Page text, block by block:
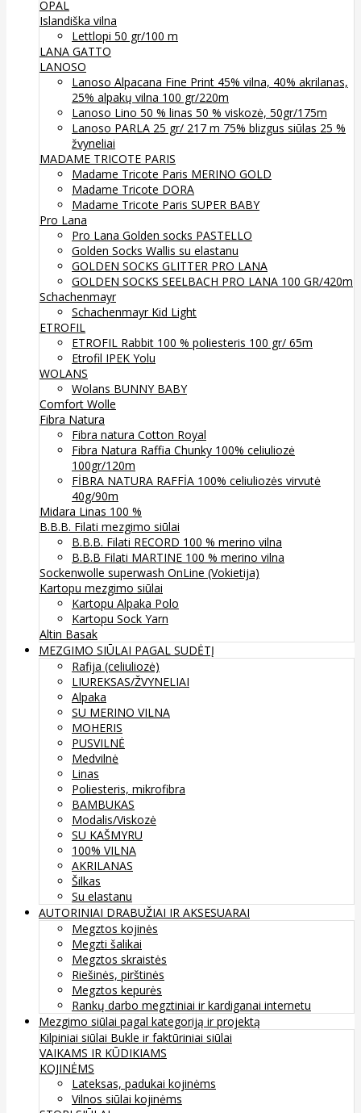
OPAL
Islandiška vilna
Lettlopi 50 gr/100 m
LANA GATTO
LANOSO
Lanoso Alpacana Fine Print 45% vilna, 40% akrilanas,
25% alpakų vilna 100 gr/220m
Lanoso Lino 50 % linas 50 % viskozė, 50gr/175m
Lanoso PARLA 25 gr/ 217 m 75% blizgus siūlas 25 %
žvyneliai
MADAME TRICOTE PARIS
Madame Tricote Paris MERINO GOLD
Madame Tricote DORA
Madame Tricote Paris SUPER BABY
Pro Lana
Pro Lana Golden socks PASTELLO
Golden Socks Wallis su elastanu
GOLDEN SOCKS GLITTER PRO LANA
GOLDEN SOCKS SEELBACH PRO LANA 100 GR/420m
Schachenmayr
Schachenmayr Kid Light
ETROFIL
ETROFIL Rabbit 100 % poliesteris 100 gr/ 65m
Etrofil IPEK Yolu
WOLANS
Wolans BUNNY BABY
Comfort Wolle
Fibra Natura
Fibra natura Cotton Royal
Fibra Natura Raffia Chunky 100% celiuliozė
100gr/120m
FİBRA NATURA RAFFİA 100% celiuliozės virvutė
40g/90m
Midara Linas 100 %
B.B.B. Filati mezgimo siūlai
B.B.B. Filati RECORD 100 % merino vilna
B.B.B Filati MARTINE 100 % merino vilna
Sockenwolle superwash OnLine (Vokietija)
Kartopu mezgimo siūlai
Kartopu Alpaka Polo
Kartopu Sock Yarn
Altin Basak
MEZGIMO SIŪLAI PAGAL SUDĖTĮ
Rafija (celiuliozė)
LIUREKSAS/ŽVYNELIAI
Alpaka
SU MERINO VILNA
MOHERIS
PUSVILNĖ
Medvilnė
Linas
Poliesteris, mikrofibra
BAMBUKAS
Modalis/Viskozė
SU KAŠMYRU
100% VILNA
AKRILANAS
Šilkas
Su elastanu
AUTORINIAI DRABUŽIAI IR AKSESUARAI
Megztos kojinės
Megzti šalikai
Megztos skraistės
Riešinės, pirštinės
Megztos kepurės
Rankų darbo megztiniai ir kardiganai internetu
Mezgimo siūlai pagal kategoriją ir projektą
Kilpiniai siūlai Bukle ir faktūriniai siūlai
VAIKAMS IR KŪDIKIAMS
KOJINĖMS
Lateksas, padukai kojinėms
Vilnos siūlai kojinėms